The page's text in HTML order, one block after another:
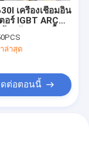
เครื่องเชื่อมอิน
อร์ IGBT ARC
อมป์
ล่าสุด
ต่อตอนนี้